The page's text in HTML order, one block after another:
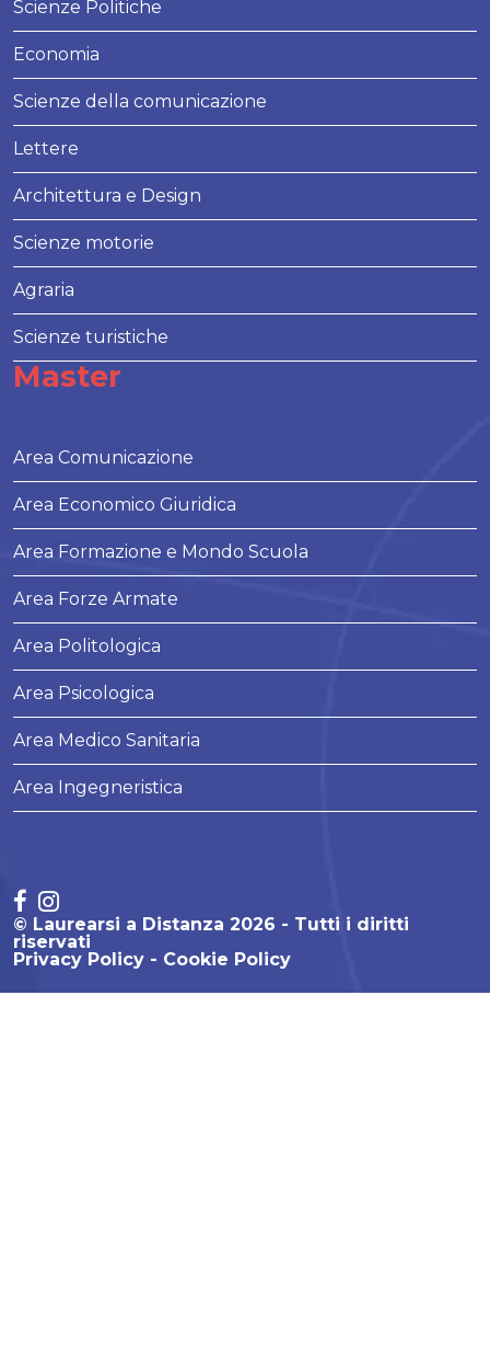
Scienze Politiche
Economia
Scienze della comunicazione
Lettere
Architettura e Design
Scienze motorie
Agraria
Scienze turistiche
Master
Area Comunicazione
Area Economico Giuridica
Area Formazione e Mondo Scuola
Area Forze Armate
Area Politologica
Area Psicologica
Area Medico Sanitaria
Area Ingegneristica
© Laurearsi a Distanza 2026 - Tutti i diritti
riservati
Privacy Policy
Cookie Policy